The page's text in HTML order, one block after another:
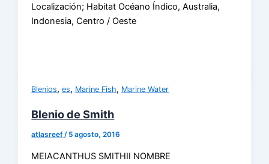
Localización; Habitat Océano Índico, Australia,
Indonesia, Centro / Oeste
Blenios,es, Marine Fish, Marine Water
Blenio de Smith
atlasreef/ 5 agosto, 2016
MEIACANTHUS SMITHII NOMBRE